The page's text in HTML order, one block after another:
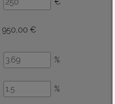
950,00 €
%
%